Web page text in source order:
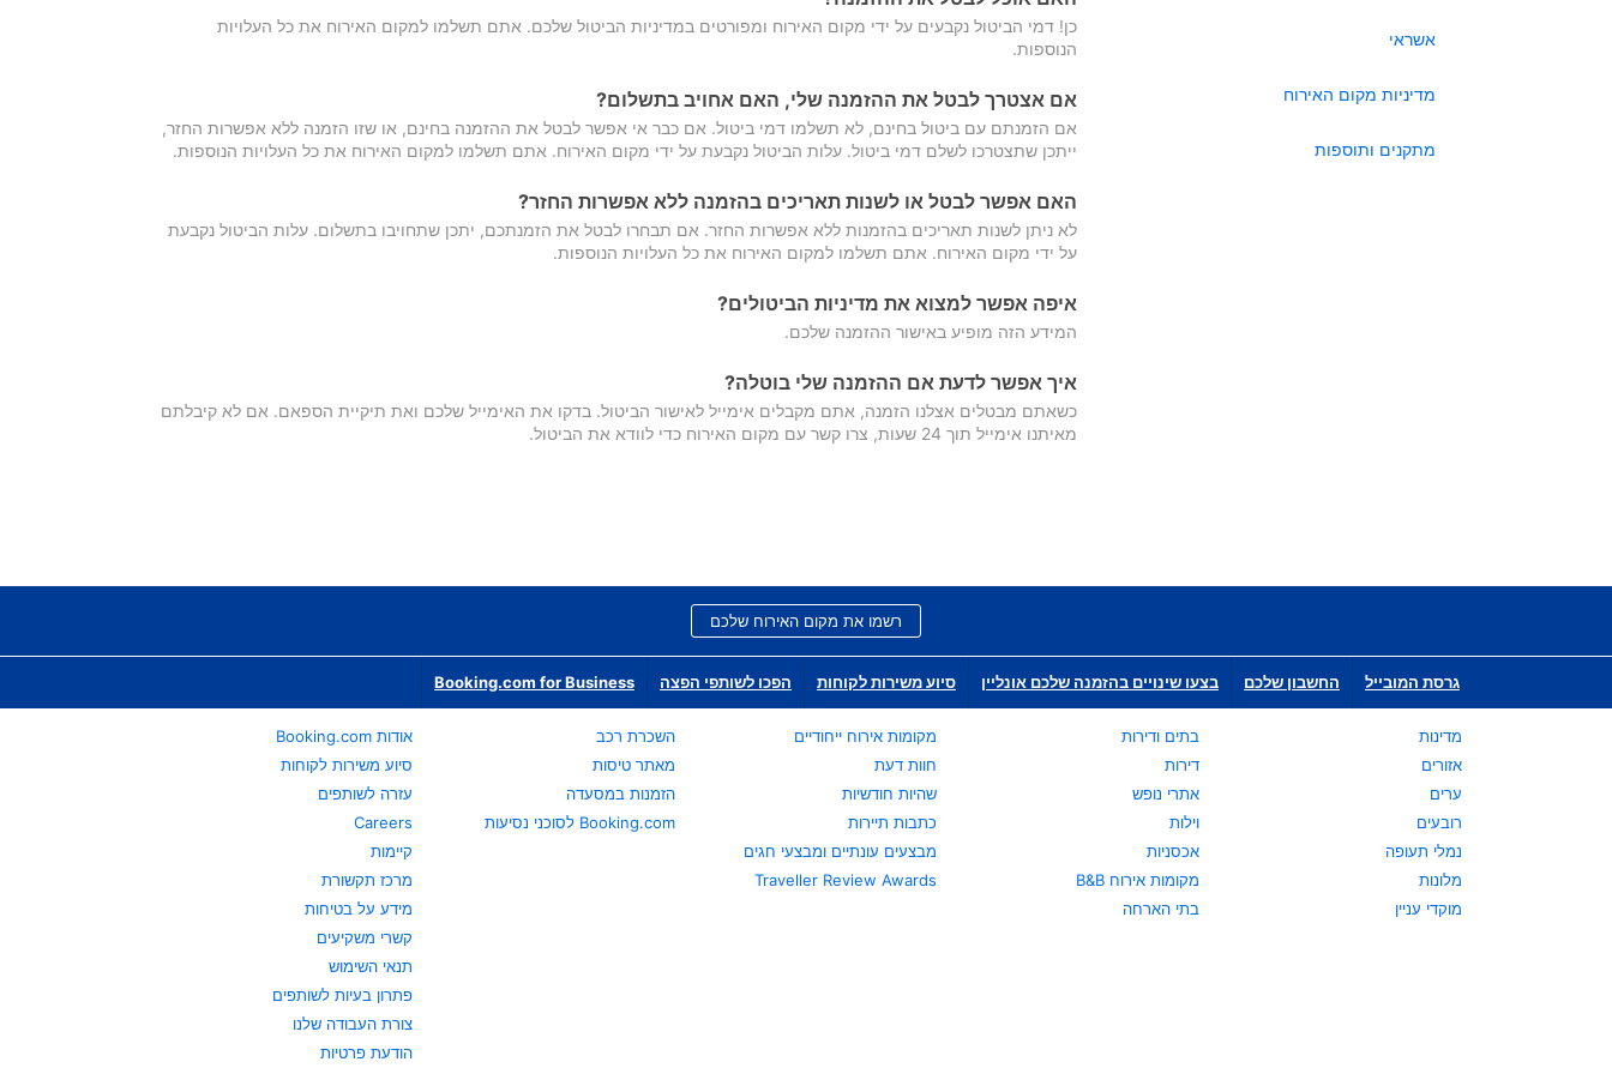
אשראי
מדיניות מקום האירוח
מתקנים ותוספות
כן! דמי הביטול נקבעים על ידי מקום האירוח ומפורטים במדיניות הביטול שלכם. אתם תשלמו למקום האירוח את כל העלויות
הנוספות.
אם אצטרך לבטל את ההזמנה שלי, האם אחויב בתשלום?
אם הזמנתם עם ביטול בחינם, לא תשלמו דמי ביטול. אם כבר אי אפשר לבטל את ההזמנה בחינם, או שזו הזמנה ללא אפשרות החזר,
ייתכן שתצטרכו לשלם דמי ביטול. עלות הביטול נקבעת על ידי מקום האירוח. אתם תשלמו למקום האירוח את כל העלויות הנוספות.
האם אפשר לבטל או לשנות תאריכים בהזמנה ללא אפשרות החזר?
לא ניתן לשנות תאריכים בהזמנות ללא אפשרות החזר. אם תבחרו לבטל את הזמנתכם, יתכן שתחויבו בתשלום. עלות הביטול נקבעת
על ידי מקום האירוח. אתם תשלמו למקום האירוח את כל העלויות הנוספות.
איפה אפשר למצוא את מדיניות הביטולים?
המידע הזה מופיע באישור ההזמנה שלכם.
איך אפשר לדעת אם ההזמנה שלי בוטלה?
כשאתם מבטלים אצלנו הזמנה, אתם מקבלים אימייל לאישור הביטול. בדקו את האימייל שלכם ואת תיקיית הספאם. אם לא קיבלתם
מאיתנו אימייל תוך 24 שעות, צרו קשר עם מקום האירוח כדי לוודא את הביטול.
רשמו את מקום האירוח שלכם
גרסת המובייל החשבון שלכם בצעו שינויים בהזמנה שלכם אונליין סיוע משירות לקוחות הפכו לשותפי הפצה Booking.com for Business
מדינות
אזורים
ערים
רובעים
נמלי תעופה
מלונות
מוקדי עניין
בתים ודירות
דירות
אתרי נופש
וילות
אכסניות
מקומות אירוח B&B
בתי הארחה
מקומות אירוח ייחודיים
חוות דעת
שהיות חודשיות
כתבות תיירות
מבצעים עונתיים ומבצעי חגים
Traveller Review Awards
השכרת רכב
מאתר טיסות
הזמנות במסעדה
Booking.com לסוכני נסיעות
אודות Booking.com
סיוע משירות לקוחות
עזרה לשותפים
Careers
קיימות
מרכז תקשורת
מידע על בטיחות
קשרי משקיעים
תנאי השימוש
פתרון בעיות לשותפים
צורת העבודה שלנו
הודעת פרטיות